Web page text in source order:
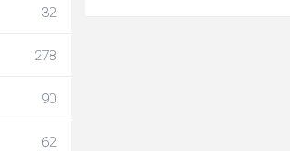
32
278
90
62